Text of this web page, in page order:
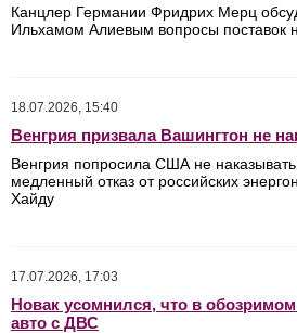
Канцлер Германии Фридрих Мерц
Ильхамом Алиевым вопросы поставок
18.07.2026, 15:40
Венгрия призвала Вашингтон не
Венгрия попросила США не
медленный отказ от российских
Хайду
17.07.2026, 17:03
Новак усомнился, что в
авто с ДВС